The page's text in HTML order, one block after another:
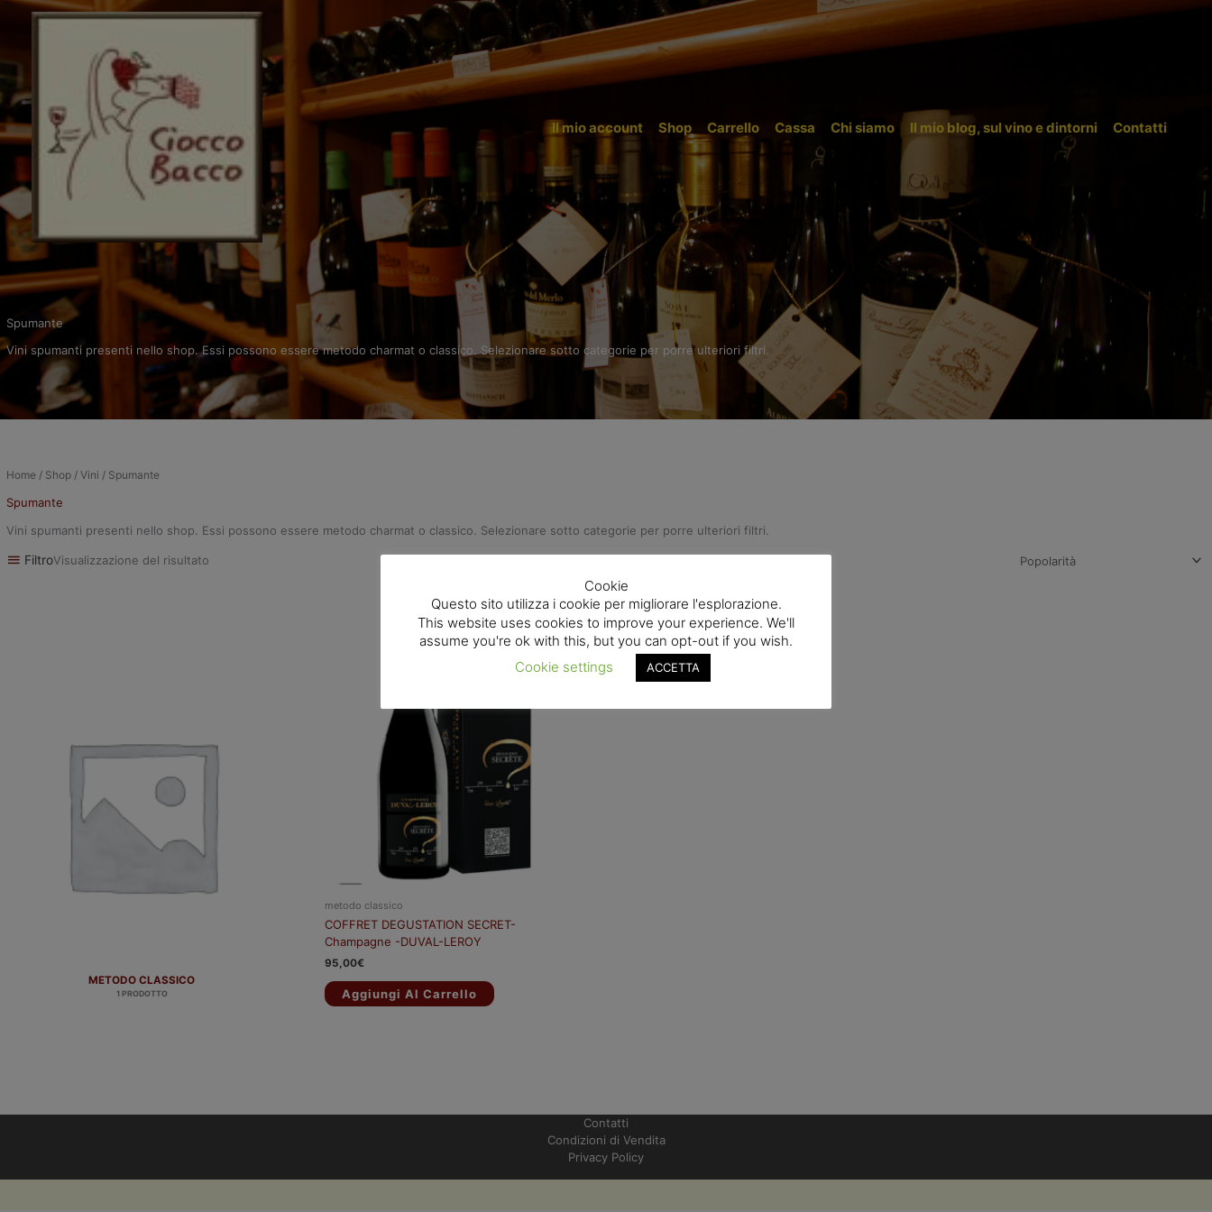
Vai
Il mio account Shop Carrello Cassa Chi siamo Il mio blog, sul vino e dintorni Contatti
Spumante
Vini spumanti presenti nello shop. Essi possono essere metodo charmat o classico. Selezionare sotto categorie per porre ulteriori filtri.
Home / Shop / Vini / Spumante
Spumante
Vini spumanti presenti nello shop. Essi possono essere metodo charmat o classico. Selezionare sotto categorie per porre ulteriori filtri.
FiltroVisualizzazione del risultato
METODO CLASSICO
1 PRODOTTO
metodo classico
COFFRET DEGUSTATION SECRET-
Champagne -DUVAL-LEROY
95,00€
Aggiungi Al Carrello
Contatti
Condizioni di Vendita
Privacy Policy
Cookie
Questo sito utilizza i cookie per migliorare l'esplorazione.
This website uses cookies to improve your experience. We'll
assume you're ok with this, but you can opt-out if you wish.
Cookie settings
ACCETTA